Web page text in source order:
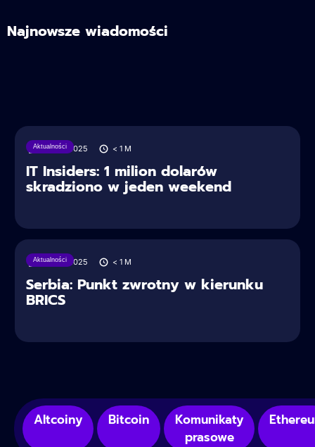
Najnowsze wiadomości
Aktualności
28/06/2025 < 1 M
IT Insiders: 1 milion dolarów
skradziono w jeden weekend
Aktualności
28/06/2025 < 1 M
Serbia: Punkt zwrotny w kierunku
BRICS
Altcoiny Bitcoin
Komunikaty
prasowe